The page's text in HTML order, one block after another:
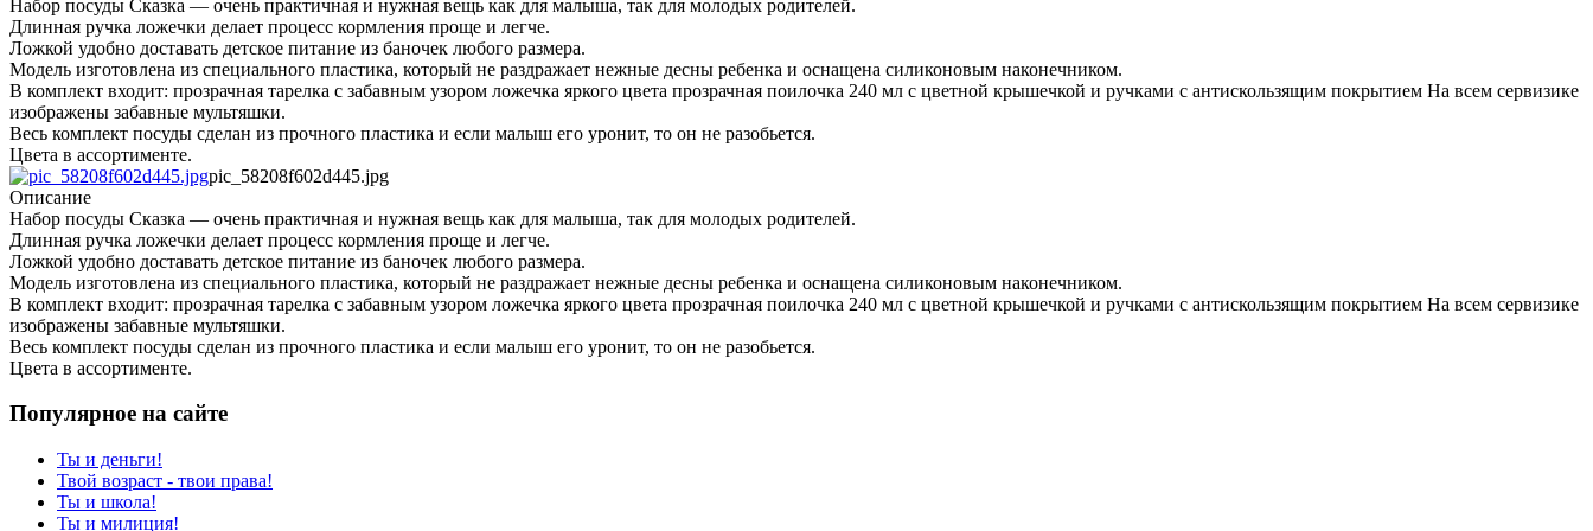
Набор посуды Сказка — очень практичная и нужная вещь как для малыша, так для молодых родителей.
Длинная ручка ложечки делает процесс кормления проще и легче.
Ложкой удобно доставать детское питание из баночек любого размера.
Модель изготовлена из специального пластика, который не раздражает нежные десны ребенка и оснащена силиконовым наконечником.
В комплект входит: прозрачная тарелка с забавным узором ложечка яркого цвета прозрачная поилочка 240 мл с цветной крышечкой и ручками с антискользящим покрытием На всем сервизике
изображены забавные мультяшки.
Весь комплект посуды сделан из прочного пластика и если малыш его уронит, то он не разобьется.
Цвета в ассортименте.
pic_58208f602d445.jpg
Описание
Набор посуды Сказка — очень практичная и нужная вещь как для малыша, так для молодых родителей.
Длинная ручка ложечки делает процесс кормления проще и легче.
Ложкой удобно доставать детское питание из баночек любого размера.
Модель изготовлена из специального пластика, который не раздражает нежные десны ребенка и оснащена силиконовым наконечником.
В комплект входит: прозрачная тарелка с забавным узором ложечка яркого цвета прозрачная поилочка 240 мл с цветной крышечкой и ручками с антискользящим покрытием На всем сервизике
изображены забавные мультяшки.
Весь комплект посуды сделан из прочного пластика и если малыш его уронит, то он не разобьется.
Цвета в ассортименте.
Популярное на сайте
Ты и деньги!
Твой возраст - твои права!
Ты и школа!
Ты и милиция!